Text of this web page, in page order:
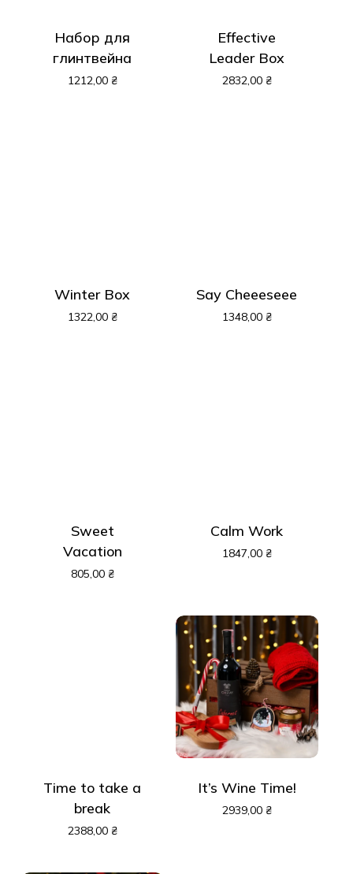
Набор для
глинтвейна
1212,00 ₴
Effective
Leader Box
2832,00 ₴
Winter Box
1322,00 ₴
Say Cheeeseee
1348,00 ₴
Sweet
Vacation
805,00 ₴
Calm Work
1847,00 ₴
Time to take a
break
2388,00 ₴
It’s Wine Time!
2939,00 ₴